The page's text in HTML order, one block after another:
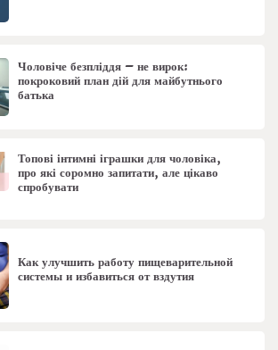
Чоловіче безпліддя – не вирок:
покроковий план дій для майбутнього
батька
Топові інтимні іграшки для чоловіка,
про які соромно запитати, але цікаво
спробувати
Как улучшить работу пищеварительной
системы и избавиться от вздутия